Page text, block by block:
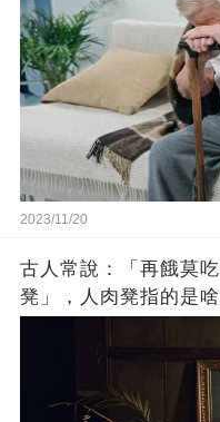
2023/11/20
古人常說：「再餓莫
凳」，人肉凳指的是啥